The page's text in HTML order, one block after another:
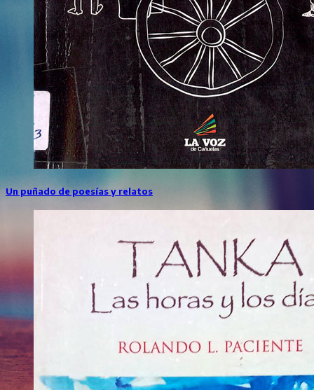
Un puñado de poesías y relatos